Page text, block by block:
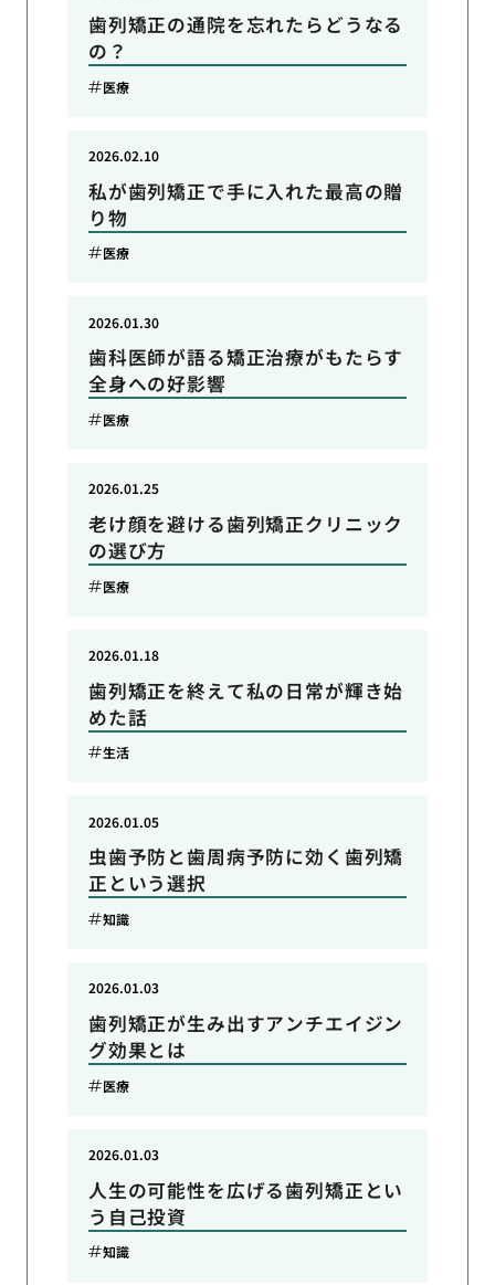
歯列矯正の通院を忘れたらどうなる
の？
医療
私が歯列矯正で手に入れた最高の贈
り物
2026.02.10
医療
歯科医師が語る矯正治療がもたらす
全身への好影響
2026.01.30
医療
老け顔を避ける歯列矯正クリニック
の選び方
2026.01.25
医療
歯列矯正を終えて私の日常が輝き始
めた話
2026.01.18
生活
虫歯予防と歯周病予防に効く歯列矯
正という選択
2026.01.05
知識
歯列矯正が生み出すアンチエイジン
グ効果とは
2026.01.03
医療
人生の可能性を広げる歯列矯正とい
う自己投資
2026.01.03
知識